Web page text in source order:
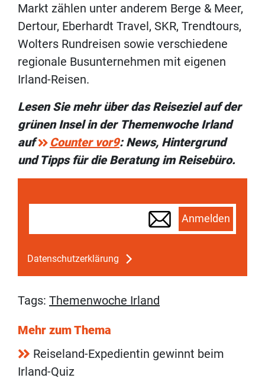
Markt zählen unter anderem Berge & Meer,
Dertour, Eberhardt Travel, SKR, Trendtours,
Wolters Rundreisen sowie verschiedene
regionale Busunternehmen mit eigenen
Irland-Reisen.
Lesen Sie mehr über das Reiseziel auf der
grünen Insel in der Themenwoche Irland
auf
Counter vor9: News, Hintergrund
und Tipps für die Beratung im Reisebüro.
Anmelden
Datenschutzerklärung
Tags: Themenwoche Irland
Mehr zum Thema
Reiseland-Expedientin gewinnt beim
Irland-Quiz